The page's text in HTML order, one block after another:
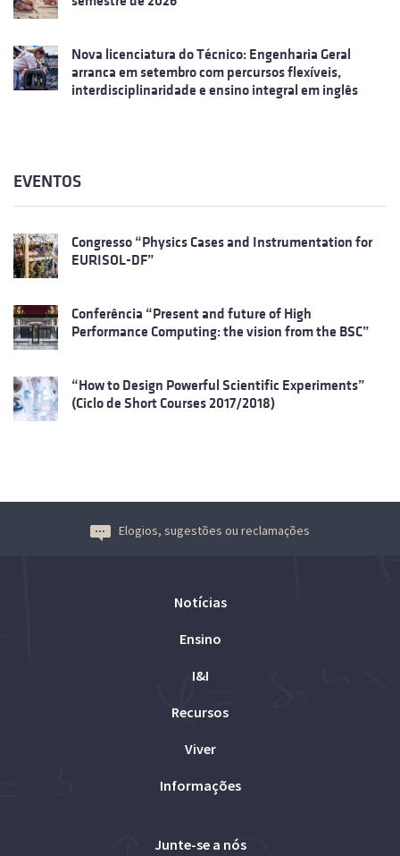
Nova licenciatura do Técnico: Engenharia Geral
arranca em setembro com percursos flexíveis,
interdisciplinaridade e ensino integral em inglês
EVENTOS
Congresso “Physics Cases and Instrumentation for
EURISOL-DF”
Conferência “Present and future of High
Performance Computing: the vision from the BSC”
“How to Design Powerful Scientific Experiments”
(Ciclo de Short Courses 2017/2018)
Elogios, sugestões ou reclamações
Notícias
Ensino
I&I
Recursos
Viver
Informações
Junte-se a nós